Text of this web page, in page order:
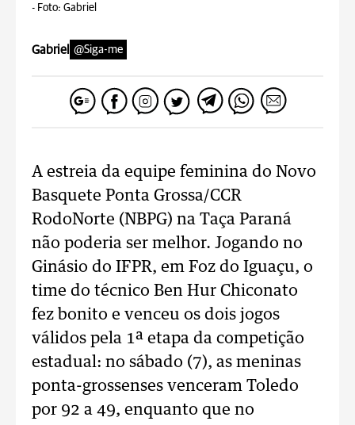
- Foto: Gabriel
Gabriel @Siga-me
A estreia da equipe feminina do Novo
Basquete Ponta Grossa/CCR
RodoNorte (NBPG) na Taça Paraná
não poderia ser melhor. Jogando no
Ginásio do IFPR, em Foz do Iguaçu, o
time do técnico Ben Hur Chiconato
fez bonito e venceu os dois jogos
válidos pela 1ª etapa da competição
estadual: no sábado (7), as meninas
ponta-grossenses venceram Toledo
por 92 a 49, enquanto que no